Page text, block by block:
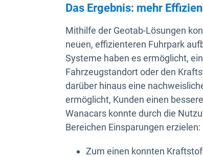
Das Ergebnis: mehr
Mithilfe der Geotab-Lösungen
neuen, effizienteren Fuhrpark
Systeme haben es ermöglicht,
Fahrzeugstandort oder den
darüber hinaus eine
ermöglicht, Kunden einen
Wanacars konnte durch die
Bereichen Einsparungen erzielen:
Zum einen konnten